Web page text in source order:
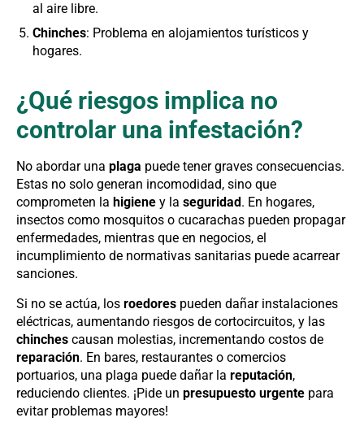
al aire libre.
Chinches: Problema en alojamientos turísticos y
hogares.
¿Qué riesgos implica no
controlar una infestación?
No abordar una plaga puede tener graves consecuencias.
Estas no solo generan incomodidad, sino que
comprometen la higiene y la seguridad . En hogares,
insectos como mosquitos o cucarachas pueden propagar
enfermedades, mientras que en negocios, el
incumplimiento de normativas sanitarias puede acarrear
sanciones.
Si no se actúa, los roedores pueden dañar instalaciones
eléctricas, aumentando riesgos de cortocircuitos, y las
chinches causan molestias, incrementando costos de
reparación. En bares, restaurantes o comercios
portuarios, una plaga puede dañar la reputación,
reduciendo clientes. ¡Pide un presupuesto urgente para
evitar problemas mayores!